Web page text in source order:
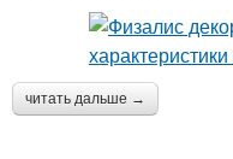
читать дальше →